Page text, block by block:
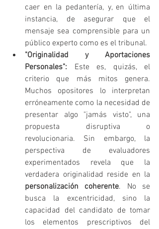
caer en la pedantería, y, en última
instancia, de asegurar que el
mensaje sea comprensible para un
público experto como es el tribunal.
"Originalidad y Aportaciones
Personales": Este es, quizás, el
criterio que más mitos genera.
Muchos opositores lo interpretan
erróneamente como la necesidad de
presentar algo "jamás visto", una
propuesta disruptiva o
revolucionaria. Sin embargo, la
perspectiva de evaluadores
experimentados revela que la
personalización coherente. No se
busca la excentricidad, sino la
capacidad del candidato de tomar
los elementos prescriptivos del